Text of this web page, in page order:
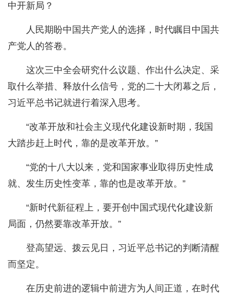
中开新局？
人民期盼中国共产党人的选择，时代瞩目中国共
产党人的答卷。
这次三中全会研究什么议题、作出什么决定、采
取什么举措、释放什么信号，党的二十大闭幕之后，
习近平总书记就进行着深入思考。
“改革开放和社会主义现代化建设新时期，我国
大踏步赶上时代，靠的是改革开放。”
“党的十八大以来，党和国家事业取得历史性成
就、发生历史性变革，靠的也是改革开放。”
“新时代新征程上，要开创中国式现代化建设新
局面，仍然要靠改革开放。”
登高望远、拨云见日，习近平总书记的判断清醒
而坚定。
在历史前进的逻辑中前进方为人间正道，在时代